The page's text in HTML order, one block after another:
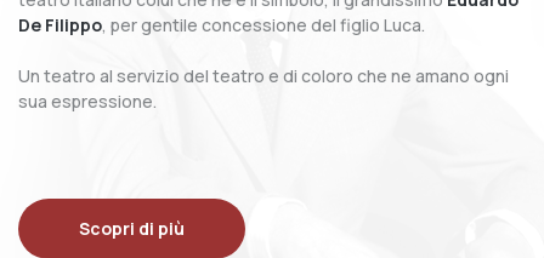
De Filippo, per gentile concessione del figlio Luca.
Un teatro al servizio del teatro e di coloro che ne amano ogni
sua espressione.
Scopri di più